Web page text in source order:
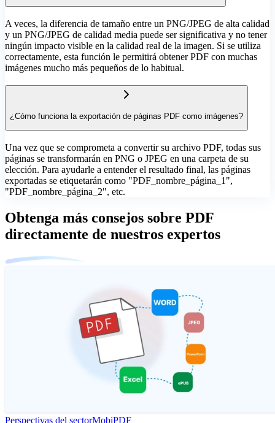
A veces, la diferencia de tamaño entre un PNG/JPEG de alta calidad
y un PNG/JPEG de calidad media puede ser significativa y no tener
ningún impacto visible en la calidad real de la imagen. Si se utiliza
correctamente, esta función le permitirá obtener PDF con muchas
imágenes mucho más pequeños de lo habitual.
¿Cómo funciona la exportación de páginas PDF como imágenes?
Una vez que se comprometa a convertir su archivo PDF, todas sus
páginas se transformarán en PNG o JPEG en una carpeta de su
elección. Para ayudarle a entender el resultado final, las páginas
exportadas se etiquetarán como "PDF_nombre_página_1",
"PDF_nombre_página_2", etc.
Obtenga más consejos sobre PDF
directamente de nuestros expertos
Perspectivas del sectorMobiPDF